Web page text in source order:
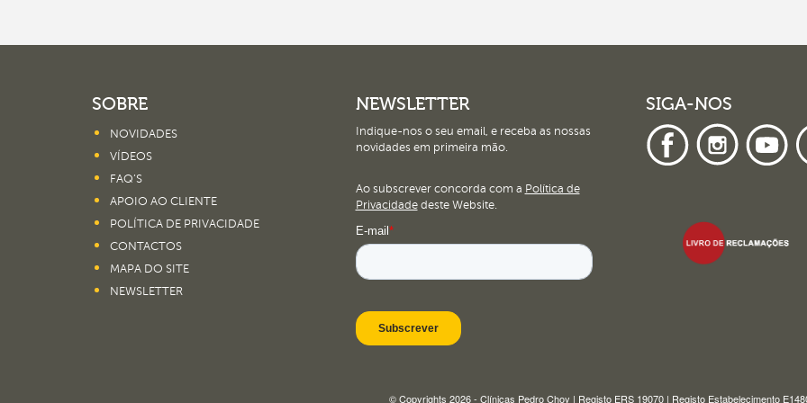
SOBRE
NOVIDADES
VÍDEOS
FAQ’S
APOIO AO CLIENTE
POLÍTICA DE PRIVACIDADE
CONTACTOS
MAPA DO SITE
NEWSLETTER
NEWSLETTER
Indique-nos o seu email, e receba as nossas
novidades em primeira mão.
Ao subscrever concorda com a Política de
Privacidadedeste Website.
SIGA-NOS
© Copyrights 2026 - Clínicas Pedro Choy | Registo ERS 19070 | Registo Estabelecimento